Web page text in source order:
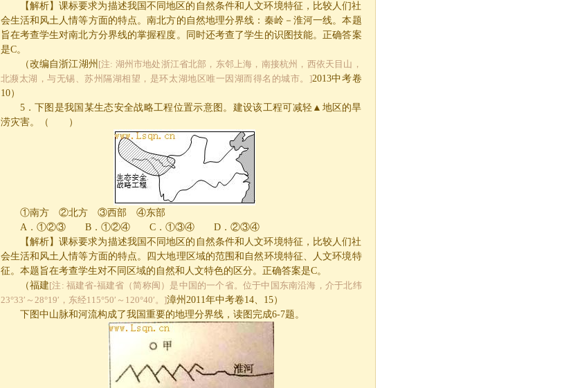
【解析】课标要求为描述我国不同地区的自然条件和人文环境特征，比较人们社
会生活和风土人情等方面的特点。南北方的自然地理分界线：秦岭－淮河一线。本题
旨在考查学生对南北方分界线的掌握程度。同时还考查了学生的识图技能。正确答案
是C。
（改编自浙江湖州 [注: 湖州市地处浙江省北部，东邻上海，南接杭州，西依天目山，
北濒太湖，与无锡、苏州隔湖相望，是环太湖地区唯一因湖而得名的城市。]2013中考卷
10）
5．下图是我国某生态安全战略工程位置示意图。建设该工程可减轻▲地区的旱
涝灾害。（ ）
①南方 ②北方 ③西部 ④东部
A．①②③ B．①②④ C．①③④ D．②③④
【解析】课标要求为描述我国不同地区的自然条件和人文环境特征，比较人们社
会生活和风土人情等方面的特点。四大地理区域的范围和自然环境特征、人文环境特
征。本题旨在考查学生对不同区域的自然和人文特色的区分。正确答案是C。
（福建[注: 福建省-福建省（简称闽）是中国的一个省。位于中国东南沿海，介于北纬
23°33′～28°19′，东经115°50′～120°40′。]漳州 2011年中考卷14、 15）
下图中山脉和河流构成了我国重要的地理分界线，读图完成6-7题。